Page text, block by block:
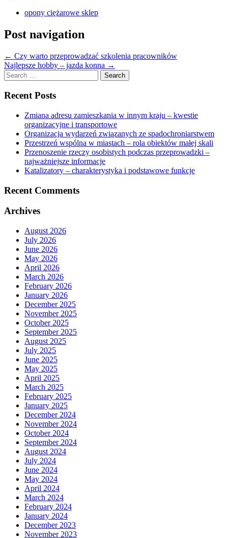
opony ciężarowe sklep
Post navigation
← Czy warto przeprowadzać szkolenia pracowników
Najlepsze hobby – jazda konna →
Search
for:
Recent Posts
Zmiana adresu zamieszkania w innym kraju – kwestie
organizacyjne i transportowe
Organizacja wydarzeń związanych ze spadochroniarstwem
Przestrzeń wspólna w miastach – rola obiektów małej skali
Przenoszenie rzeczy osobistych podczas przeprowadzki –
najważniejsze informacje
Katalizatory – charakterystyka i podstawowe funkcje
Recent Comments
Archives
August 2026
July 2026
June 2026
May 2026
April 2026
March 2026
February 2026
January 2026
December 2025
November 2025
October 2025
September 2025
August 2025
July 2025
June 2025
May 2025
April 2025
March 2025
February 2025
January 2025
December 2024
November 2024
October 2024
September 2024
August 2024
July 2024
June 2024
May 2024
April 2024
March 2024
February 2024
January 2024
December 2023
November 2023